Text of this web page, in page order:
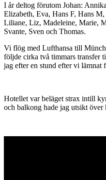
I år deltog förutom Johan:
Elizabeth, Eva, Hans F, Hans
Liliane, Liz, Madeleine, Marie,
Svante, Sven och Thomas.
Vi flög med Lufthansa till
följde cirka två timmars transfer
jag efter en stund efter vi lämnat
Hotellet var beläget strax intill
och balkong hade jag utsikt över